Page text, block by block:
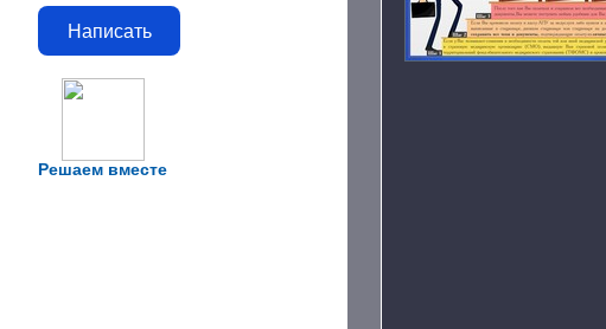
Решаем вместе
Написать